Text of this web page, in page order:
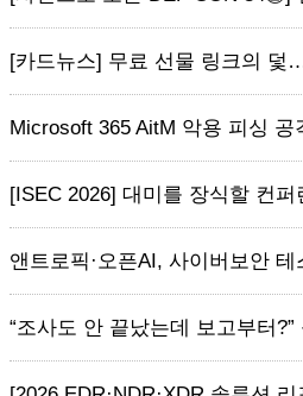
[카드뉴스] 무료 선물 링크의 덫
Microsoft 365 AitM 악용 피싱 공
[ISEC 2026] 대미를 장식할 컨
앤트로픽·오픈AI, 사이버보안
“조사도 안 끝났는데 보고부터